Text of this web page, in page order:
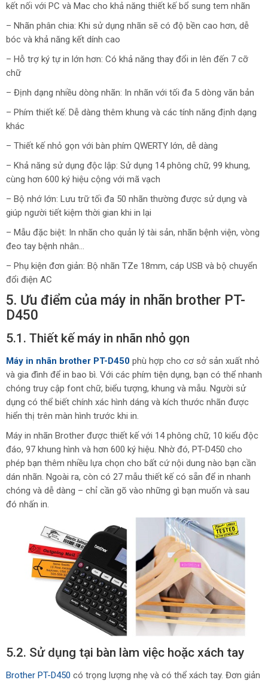
kết nối với PC và Mac cho khả năng thiết kế bổ sung tem nhãn
– Nhãn phân chia: Khi sử dụng nhãn sẽ có độ bền cao hơn, dễ
bóc và khả năng kết dính cao
– Hỗ trợ ký tự in lớn hơn: Có khả năng thay đổi in lên đến 7 cỡ
chữ
– Định dạng nhiều dòng nhãn: In nhãn với tối đa 5 dòng văn bản
– Phím thiết kế: Dễ dàng thêm khung và các tính năng định dạng
khác
– Thiết kế nhỏ gọn với bàn phím QWERTY lớn, dễ dàng
– Khả năng sử dụng độc lập: Sử dụng 14 phông chữ, 99 khung,
cùng hơn 600 ký hiệu cộng với mã vạch
– Bộ nhớ lớn: Lưu trữ tối đa 50 nhãn thường được sử dụng và
giúp người tiết kiệm thời gian khi in lại
– Mẫu đặc biệt: In nhãn cho quản lý tài sản, nhãn bệnh viện, vòng
đeo tay bệnh nhân…
– Phụ kiện đơn giản: Bộ nhãn TZe 18mm, cáp USB và bộ chuyển
đổi điện AC
5. Ưu điểm của máy in nhãn brother PT-
D450
5.1. Thiết kế máy in nhãn nhỏ gọn
Máy in nhãn brother PT-D450 phù hợp cho cơ sở sản xuất nhỏ
và gia đình để in bao bì. Với các phím tiện dụng, bạn có thể nhanh
chóng truy cập font chữ, biểu tượng, khung và mẫu. Người sử
dụng có thể biết chính xác hình dáng và kích thước nhãn được
hiển thị trên màn hình trước khi in.
Máy in nhãn Brother được thiết kế với 14 phông chữ, 10 kiểu độc
đáo, 97 khung hình và hơn 600 ký hiệu. Nhờ đó, PT-D450 cho
phép bạn thêm nhiều lựa chọn cho bất cứ nội dung nào bạn cần
dán nhãn. Ngoài ra, còn có 27 mẫu thiết kế có sẵn để in nhanh
chóng và dễ dàng – chỉ cần gõ vào những gì bạn muốn và sau
đó nhấn in.
5.2. Sử dụng tại bàn làm việc hoặc xách tay
Brother PT-D450 có trọng lượng nhẹ và có thể xách tay. Đơn giản